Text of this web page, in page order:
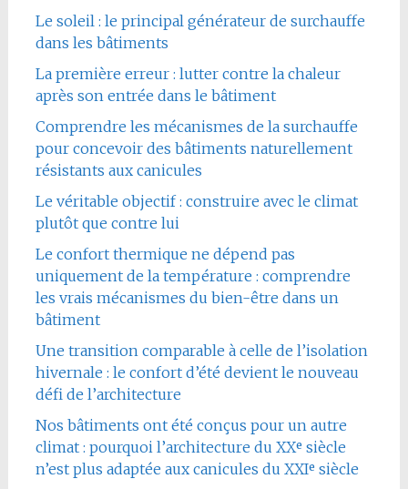
Le soleil : le principal générateur de surchauffe
dans les bâtiments
La première erreur : lutter contre la chaleur
après son entrée dans le bâtiment
Comprendre les mécanismes de la surchauffe
pour concevoir des bâtiments naturellement
résistants aux canicules
Le véritable objectif : construire avec le climat
plutôt que contre lui
Le confort thermique ne dépend pas
uniquement de la température : comprendre
les vrais mécanismes du bien-être dans un
bâtiment
Une transition comparable à celle de l’isolation
hivernale : le confort d’été devient le nouveau
défi de l’architecture
Nos bâtiments ont été conçus pour un autre
climat : pourquoi l’architecture du XXᵉ siècle
n’est plus adaptée aux canicules du XXIᵉ siècle